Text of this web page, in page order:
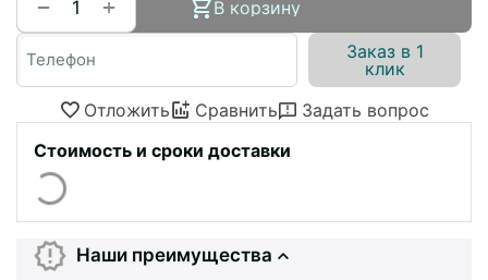
+
−
В корзину
Заказ в 1
клик
Отложить
Сравнить
Задать вопрос
Стоимость и сроки доставки
Наши преимущества